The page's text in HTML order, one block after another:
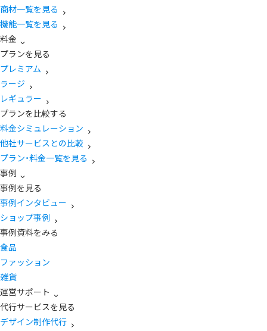
商材一覧を見る
機能一覧を見る
料金
プランを見る
プレミアム
ラージ
レギュラー
プランを比較する
料金シミュレーション
他社サービスとの比較
プラン・料金一覧を見る
事例
事例を見る
事例インタビュー
ショップ事例
事例資料をみる
食品
ファッション
雑貨
運営サポート
代行サービスを見る
デザイン制作代行